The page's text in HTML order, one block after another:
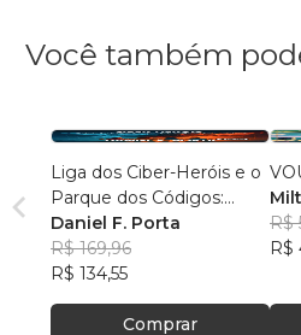
Você também
Liga dos Ciber-Heróis e o
Parque dos Códigos:
Rumo ao Desconhecido
Daniel F. Porta
R$ 169,96
R$ 134,55
Comprar
R$
R$